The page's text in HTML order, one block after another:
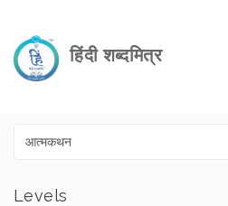
हिंदी शब्दमित्र
Levels